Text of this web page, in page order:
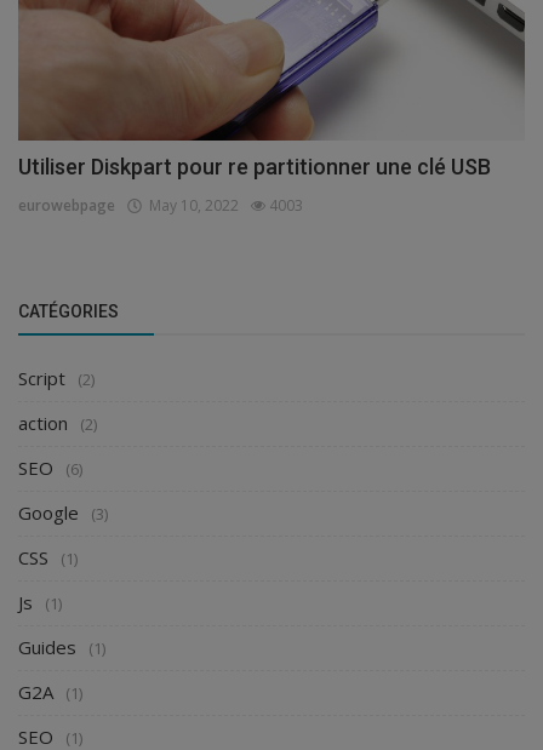
Utiliser Diskpart pour re partitionner une clé USB
eurowebpage May 10, 2022 4003
CATÉGORIES
Script (2)
action (2)
SEO (6)
Google (3)
CSS (1)
Js (1)
Guides (1)
G2A (1)
SEO (1)